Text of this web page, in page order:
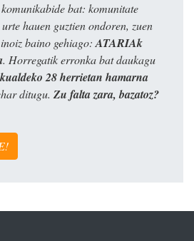
bat: komunitate
hauen guztien ondoren, zuen
baino gehiago: ATARIAk
. Horregatik erronka bat daukagu
28 herrietan hamarna
ditugu. Zu falta zara, bazatoz?